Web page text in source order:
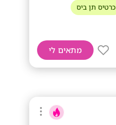
כרטיס תן ביס
מתאים לי